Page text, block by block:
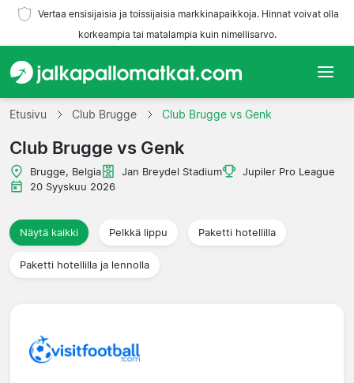
Vertaa ensisijaisia ja toissijaisia markkinapaikkoja. Hinnat voivat olla
korkeampia tai matalampia kuin nimellisarvo.
Etusivu
Joukkueet
Liigat
Matkatoimistoja
Etusivu Club Brugge Club Brugge vs Genk
Club Brugge vs Genk
Brugge, Belgia Jan Breydel Stadium
Jupiler Pro League
20 Syyskuu 2026
Näytä kaikki Pelkkä lippu Paketti hotellilla
Paketti hotellilla ja lennolla